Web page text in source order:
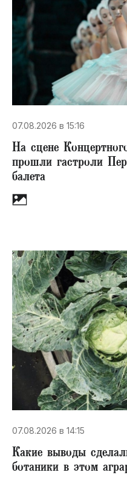
07.08.2026 в 15:16
На сцене
прошли гастроли
балета
07.08.2026 в 14:15
Какие выводы
ботаники в этом